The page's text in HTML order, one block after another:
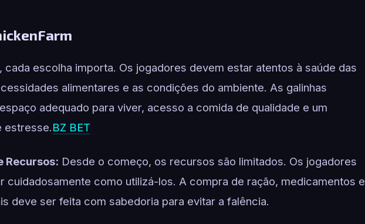
cada escolha importa. Os jogadores devem estar atentos à saúde das
alimentares e as condições do ambiente. As galinhas
adequado para viver, acesso a comida de qualidade e um
estresse.BZ BET
Recursos: Desde o começo, os recursos são limitados. Os jogadores
cuidadosamente como utilizá-los. A compra de ração, medicamentos e
deve ser feita com sabedoria para evitar a falência.